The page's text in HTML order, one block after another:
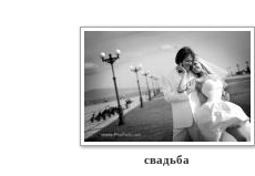
свадьба